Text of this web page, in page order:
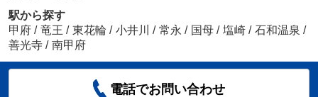
駅から探す
甲府 / 竜王 / 東花輪 / 小井川 / 常永 / 国母 / 塩崎 / 石和温泉 /
善光寺 / 南甲府
電話でお問い合わせ